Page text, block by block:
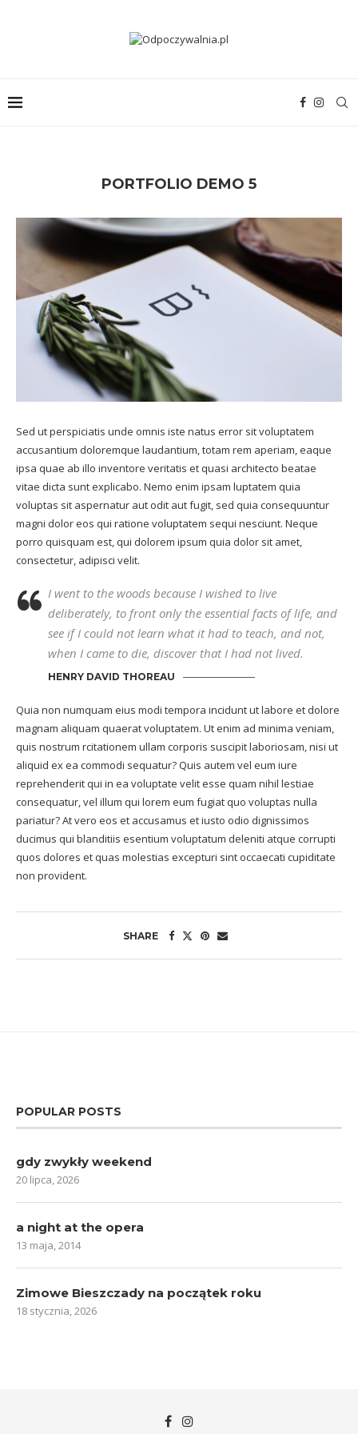
PORTFOLIO DEMO 5
Sed ut perspiciatis unde omnis iste natus error sit voluptatem
accusantium doloremque laudantium, totam rem aperiam, eaque
ipsa quae ab illo inventore veritatis et quasi architecto beatae
vitae dicta sunt explicabo. Nemo enim ipsam luptatem quia
voluptas sit aspernatur aut odit aut fugit, sed quia consequuntur
magni dolor eos qui ratione voluptatem sequi nesciunt. Neque
porro quisquam est, qui dolorem ipsum quia dolor sit amet,
consectetur, adipisci velit.
I went to the woods because I wished to live
deliberately, to front only the essential facts of life, and
see if I could not learn what it had to teach, and not,
when I came to die, discover that I had not lived.
HENRY DAVID THOREAU
Quia non numquam eius modi tempora incidunt ut labore et dolore
magnam aliquam quaerat voluptatem. Ut enim ad minima veniam,
quis nostrum rcitationem ullam corporis suscipit laboriosam, nisi ut
aliquid ex ea commodi sequatur? Quis autem vel eum iure
reprehenderit qui in ea voluptate velit esse quam nihil lestiae
consequatur, vel illum qui lorem eum fugiat quo voluptas nulla
pariatur? At vero eos et accusamus et iusto odio dignissimos
ducimus qui blanditiis esentium voluptatum deleniti atque corrupti
quos dolores et quas molestias excepturi sint occaecati cupiditate
non provident.
SHARE
POPULAR POSTS
gdy zwykły weekend
20 lipca, 2026
a night at the opera
13 maja, 2014
Zimowe Bieszczady na początek roku
18 stycznia, 2026